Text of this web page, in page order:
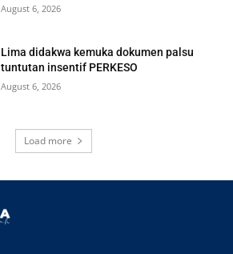
August 6, 2026
Lima didakwa kemuka dokumen palsu
tuntutan insentif PERKESO
August 6, 2026
Load more